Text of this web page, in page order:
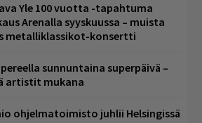
Yle 100 vuotta -tapahtuma
Arenalla syyskuussa – muista
metalliklassikot-konsertti
sunnuntaina superpäivä –
artistit mukana
ohjelmatoimisto juhlii Helsingissä